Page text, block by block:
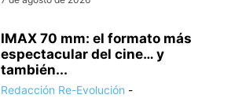
IMAX 70 mm: el formato más
espectacular del cine… y
también...
Redacción Re-Evolución -